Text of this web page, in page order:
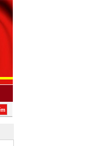
hoạt động công vụ và công tác